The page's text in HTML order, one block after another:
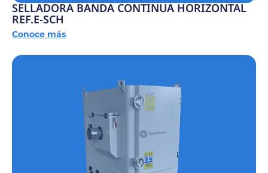
SELLADORA BANDA CONTINUA HORIZONTAL
REF.E-SCH
Conoce más